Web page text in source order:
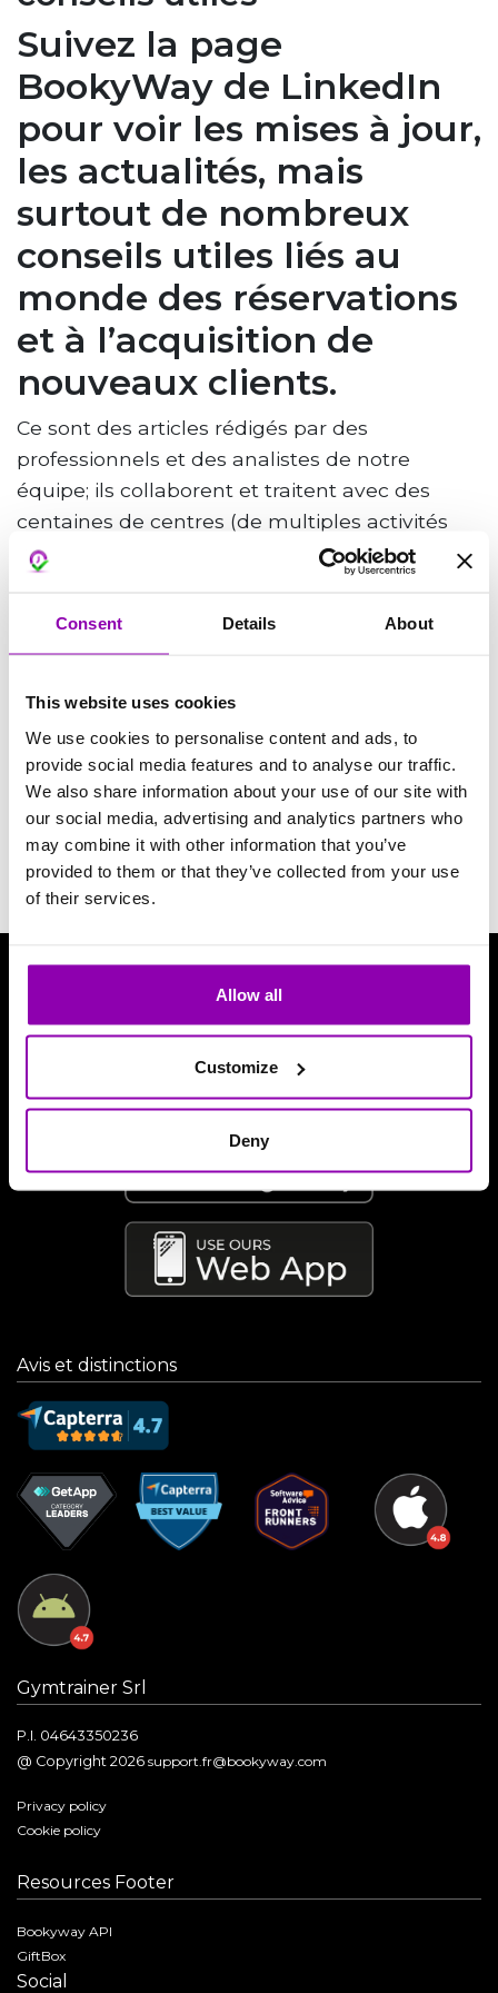
Consent Details About
This website uses cookies
We use cookies to personalise content and ads, to
provide social media features and to analyse our traffic.
We also share information about your use of our site with
our social media, advertising and analytics partners who
may combine it with other information that you’ve
provided to them or that they’ve collected from your use
of their services.
Allow all
Customize
Deny
Suivez la page
BookyWay de LinkedIn
pour voir les mises à jour,
les actualités, mais
surtout de nombreux
conseils utiles liés au
monde des réservations
et à l’acquisition de
nouveaux clients.
Ce sont des articles rédigés par des
professionnels et des analistes de notre
équipe; ils collaborent et traitent avec des
centaines de centres (de multiples activités
commerciales) depuis des années.
précisément, des
opérations commerciales et
suggestions, qui peuvent
ajoutée
au différentes typologies d’entreprises.
Allez sur la page linkedin
et cliquez sur suivre !
Téléchargez notre application
Avis et distinctions
Gymtrainer Srl
P.I. 04643350236
@ Copyright 2026 support.fr@bookyway.com
Privacy policy
Cookie policy
Resources Footer
Bookyway API
GiftBox
Social